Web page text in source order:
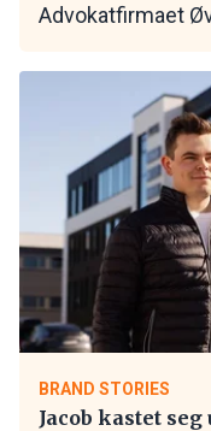
Advokatfirmaet
BRAND STORIES
Jacob kastet